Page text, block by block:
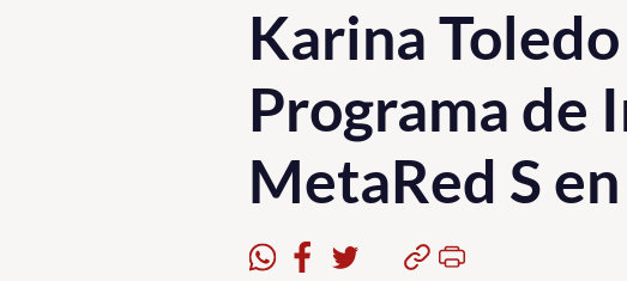
Karina
Programa de
MetaRed S